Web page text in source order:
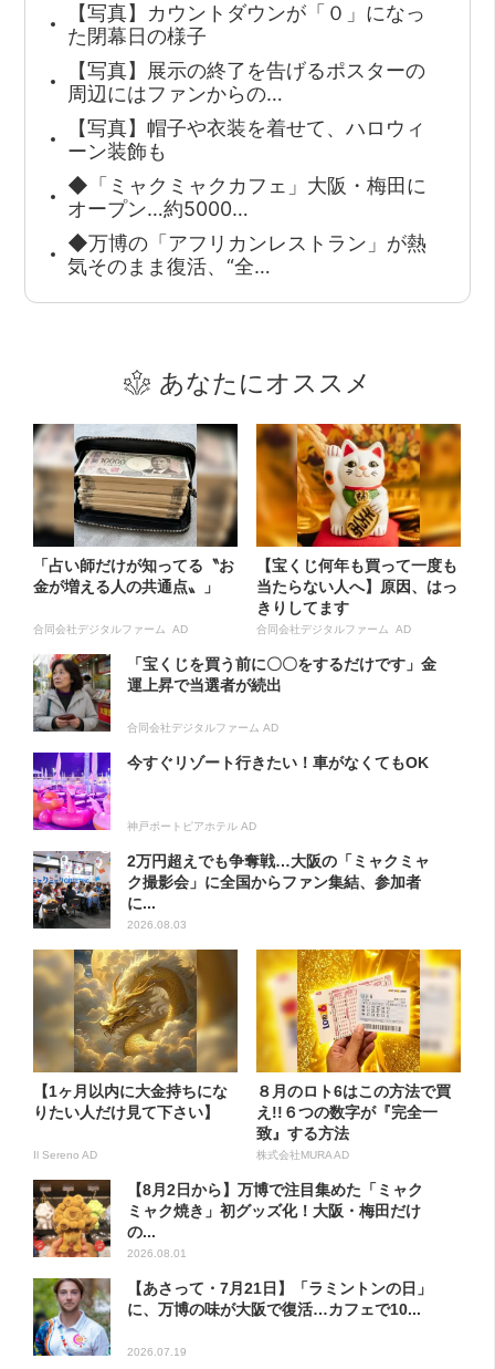
【写真】カウントダウンが「０」になっ
た閉幕日の様子
【写真】展示の終了を告げるポスターの
周辺にはファンからの…
【写真】帽子や衣装を着せて、ハロウィ
ーン装飾も
◆「ミャクミャクカフェ」大阪・梅田に
オープン…約5000…
◆万博の「アフリカンレストラン」が熱
気そのまま復活、“全…
あなたにオススメ
「占い師だけが知ってる〝お
金が増える人の共通点〟」
合同会社デジタルファーム AD
【宝くじ何年も買って一度も
当たらない人へ】原因、はっ
きりしてます
合同会社デジタルファーム AD
「宝くじを買う前に〇〇をするだけです」金
運上昇で当選者が続出
合同会社デジタルファーム AD
今すぐリゾート行きたい！車がなくてもOK
神戸ポートピアホテル AD
2万円超えでも争奪戦…大阪の「ミャクミャ
ク撮影会」に全国からファン集結、参加者
に...
2026.08.03
【1ヶ月以内に大金持ちにな
りたい人だけ見て下さい】
Il Sereno AD
８月のロト6はこの方法で買
え!!６つの数字が『完全一
致』する方法
株式会社MURA AD
【8月2日から】万博で注目集めた「ミャク
ミャク焼き」初グッズ化！大阪・梅田だけ
の...
2026.08.01
【あさって・7月21日】「ラミントンの日」
に、万博の味が大阪で復活…カフェで10...
2026.07.19